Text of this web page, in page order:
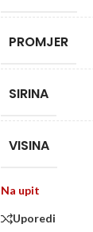
PROMJER
SIRINA
VISINA
Na upit
Uporedi